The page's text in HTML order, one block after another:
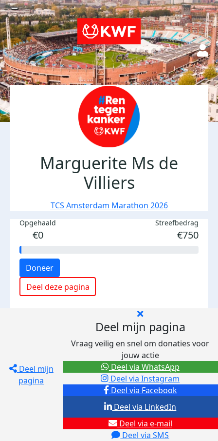
Marguerite Ms de
Villiers
TCS Amsterdam Marathon 2026
Opgehaald
€0
Streefbedrag
€750
Doneer
Deel deze pagina
Deel mijn
pagina
Deel mijn pagina
Vraag veilig en snel om donaties voor
jouw actie
Deel via Facebook
Deel via Instagram
Deel via e-mail
Deel via SMS
Deel via LinkedIn
Deel via WhatsApp